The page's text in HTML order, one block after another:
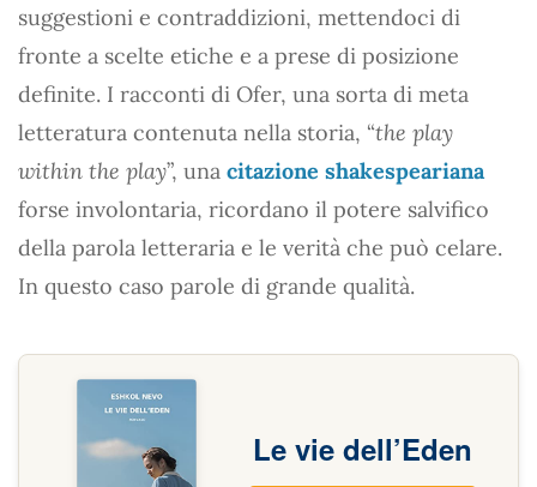
suggestioni e contraddizioni, mettendoci di
fronte a scelte etiche e a prese di posizione
definite. I racconti di Ofer, una sorta di meta
letteratura contenuta nella storia, “the play
within the play”, una citazione shakespeariana
forse involontaria, ricordano il potere salvifico
della parola letteraria e le verità che può celare.
In questo caso parole di grande qualità.
Le vie dell’Eden